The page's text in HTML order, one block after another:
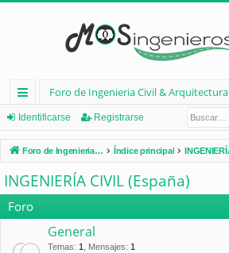
nl
ac
es
rá
pi
d
Foro de Ingenieria Civil & Arquitectura
Identificarse Registrarse
Foro de Ingenieria Civil & Arquitectura Índice principal
INGENIERÍA CIVIL (España)
Foro
General
Temas: 1 Mensajes: 1